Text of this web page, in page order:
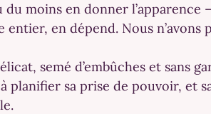
moins en donner l’apparence
en dépend. Nous n’avons
semé d’embûches et sans
planifier sa prise de pouvoir, et